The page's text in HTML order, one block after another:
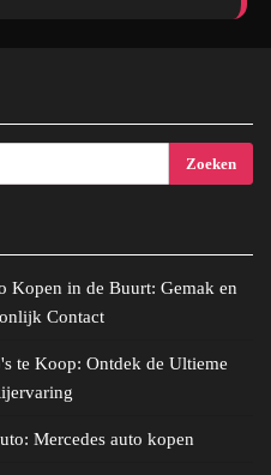
Kopen in de Buurt: Gemak en
Contact
te Koop: Ontdek de Ultieme
Mercedes auto kopen